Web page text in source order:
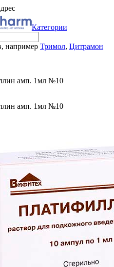
Категории
например Тримол, Цитрамон
амп. 1мл №10
амп. 1мл №10